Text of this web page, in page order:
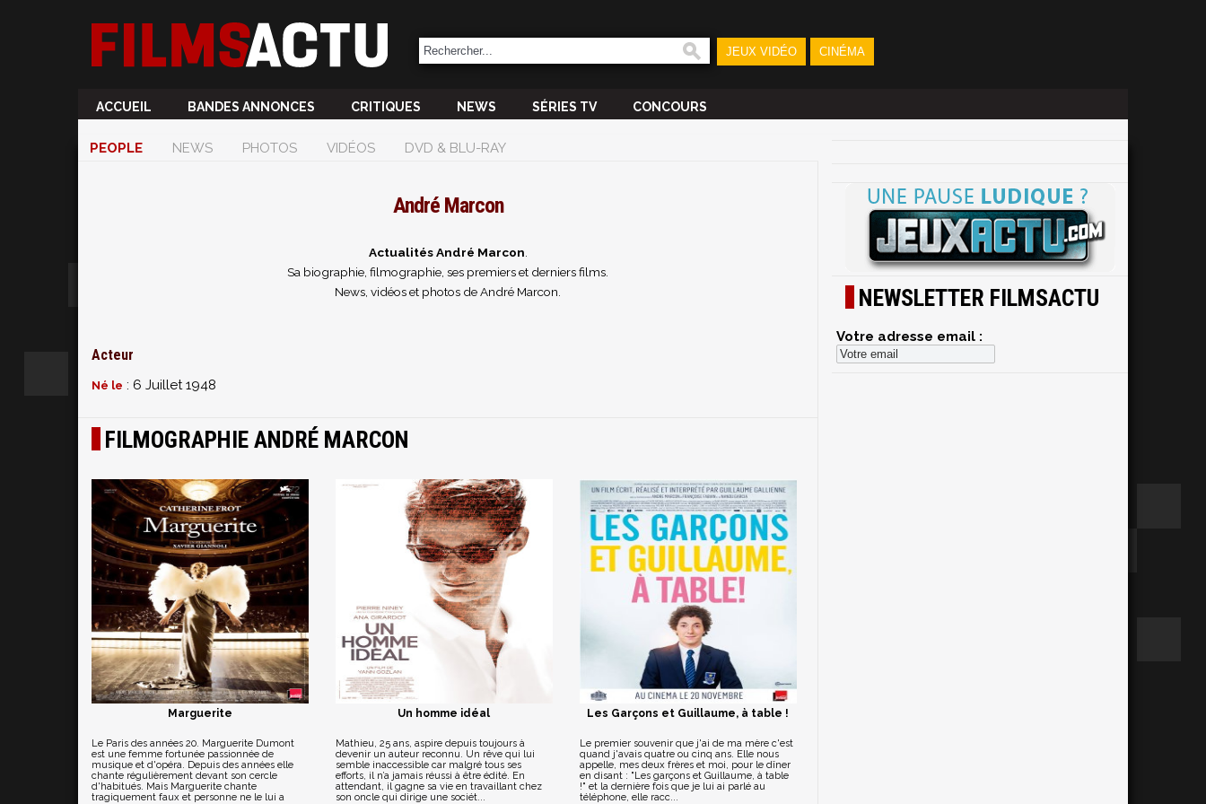
JEUX VIDÉO CINÉMA
ACCUEIL BANDES ANNONCES CRITIQUES NEWS SÉRIES TV CONCOURS
PEOPLE NEWS PHOTOS VIDÉOS DVD & BLU-RAY
André Marcon
Actualités André Marcon
Sa biographie, filmographie, ses premiers et derniers films.
News, vidéos et photos de André Marcon.
Acteur
Né le : 6 Juillet 1948
FILMOGRAPHIE ANDRÉ MARCON
Marguerite
Le Paris des années 20. Marguerite Dumont
est une femme fortunée passionnée de
musique et d'opéra. Depuis des années elle
chante régulièrement devant son cercle
d'habitués. Mais Marguerite chante
tragiquement faux et personne ne le lui a
Un homme idéal
Mathieu, 25 ans, aspire depuis toujours à
devenir un auteur reconnu. Un rêve qui lui
semble inaccessible car malgré tous ses
efforts, il n’a jamais réussi à être édité. En
attendant, il gagne sa vie en travaillant chez
son oncle qui dirige une sociét...
Les Garçons et Guillaume, à table !
Le premier souvenir que j'ai de ma mère c'est
quand j'avais quatre ou cinq ans. Elle nous
appelle, mes deux frères et moi, pour le dîner
en disant : "Les garçons et Guillaume, à table
!" et la dernière fois que je lui ai parlé au
téléphone, elle racc...
NEWSLETTER FILMSACTU
Votre adresse email :